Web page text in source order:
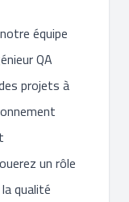
équipe
QA
projets à
un rôle
qualité